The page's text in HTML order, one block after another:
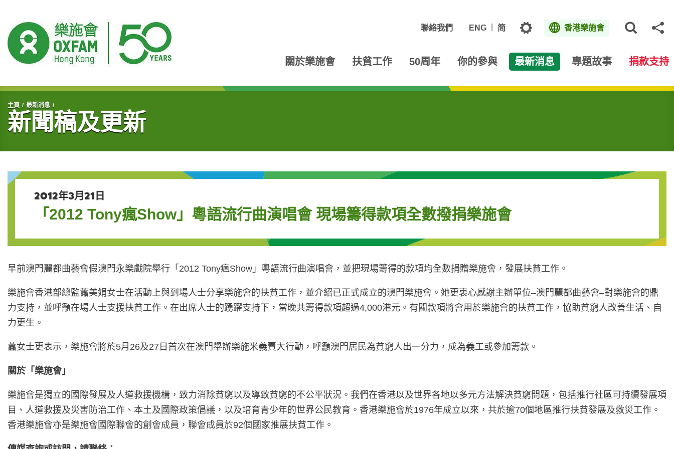
聯絡我們 ENG 简 主題 香港樂施會
關於樂施會 扶貧工作 50周年 你的參與 最新消息 專題故事 捐款支持
開始主要內容
主頁 最新消息
新聞稿及更新
2012年3月21日
「2012 Tony瘋Show」粵語流行曲演唱會 現場籌得款項全數撥捐樂施會
早前澳門麗都曲藝會假澳門永樂戲院舉行「2012 Tony瘋Show」粵語流行曲演唱會，並把現場籌得的款項均全數捐贈樂施會，發展扶貧工作。
樂施會香港部總監蕭美娟女士在活動上與到場人士分享樂施會的扶貧工作，並介紹已正式成立的澳門樂施會。她更衷心感謝主辦單位–澳門麗都曲藝會–對樂施會的鼎
力支持，並呼籲在場人士支援扶貧工作。在出席人士的踴躍支持下，當晚共籌得款項超過4,000港元。有關款項將會用於樂施會的扶貧工作，協助貧窮人改善生活、自
力更生。
蕭女士更表示，樂施會將於5月26及27日首次在澳門舉辦樂施米義賣大行動，呼籲澳門居民為貧窮人出一分力，成為義工或參加籌款。
關於「樂施會」
樂施會是獨立的國際發展及人道救援機構，致力消除貧窮以及導致貧窮的不公平狀況。我們在香港以及世界各地以多元方法解決貧窮問題，包括推行社區可持續發展項
目、人道救援及災害防治工作、本土及國際政策倡議，以及培育青少年的世界公民教育。香港樂施會於1976年成立以來，共於逾70個地區推行扶貧發展及救災工作。
香港樂施會亦是樂施會國際聯會的創會成員，聯會成員於92個國家推展扶貧工作。